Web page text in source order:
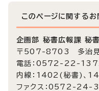
このページに関する お
企画部 秘書広報課 秘
〒507-8703 多治見
電話：0572-22-
内線：1402(秘書)、
ファクス：0572-24-